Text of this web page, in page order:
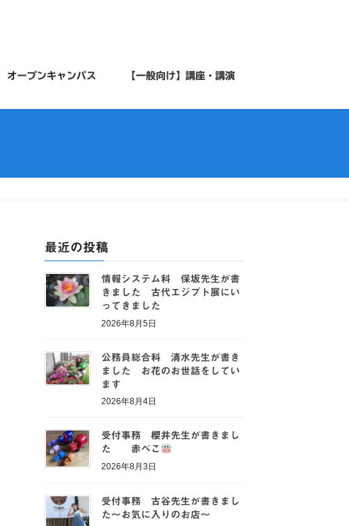
オープンキャンパス 【一般向け】講座・講演
最近の投稿
情報システム科 保坂先生が書
きました 古代エジプト展にい
ってきました
2026年8月5日
公務員総合科 清水先生が書き
ました お花のお世話をしてい
ます
2026年8月4日
受付事務 櫻井先生が書きまし
た 赤べこ
2026年8月3日
受付事務 古谷先生が書きまし
た～お気に入りのお店～